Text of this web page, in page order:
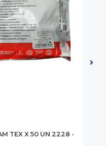
TEX X 50 UN 2228 -